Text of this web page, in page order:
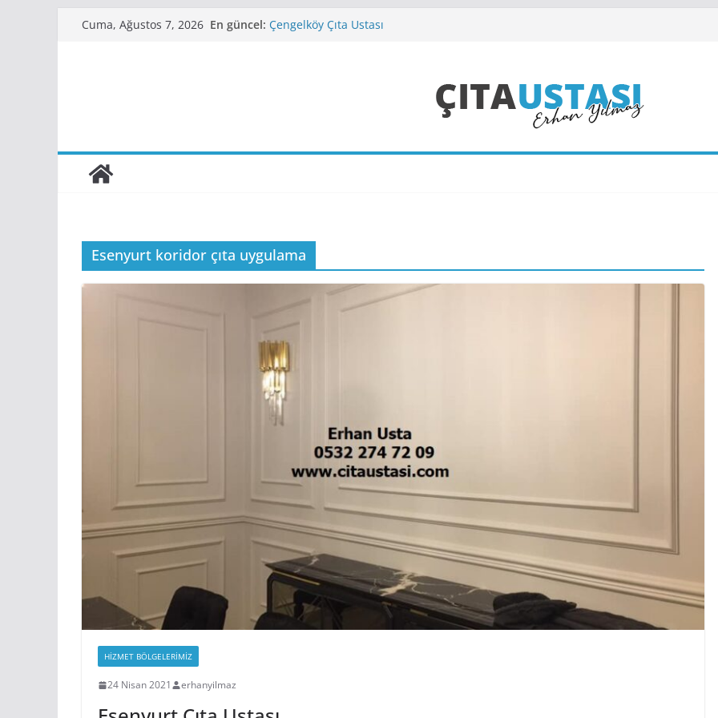
Cuma, Ağustos 7, 2026 En güncel: Çengelköy Çıta Ustası
Esenyurt koridor çıta uygulama
HIZMET BÖLGELERIMIZ
24 Nisan 2021 erhanyilmaz
Çıta Modelleri
27 Nisan 2021